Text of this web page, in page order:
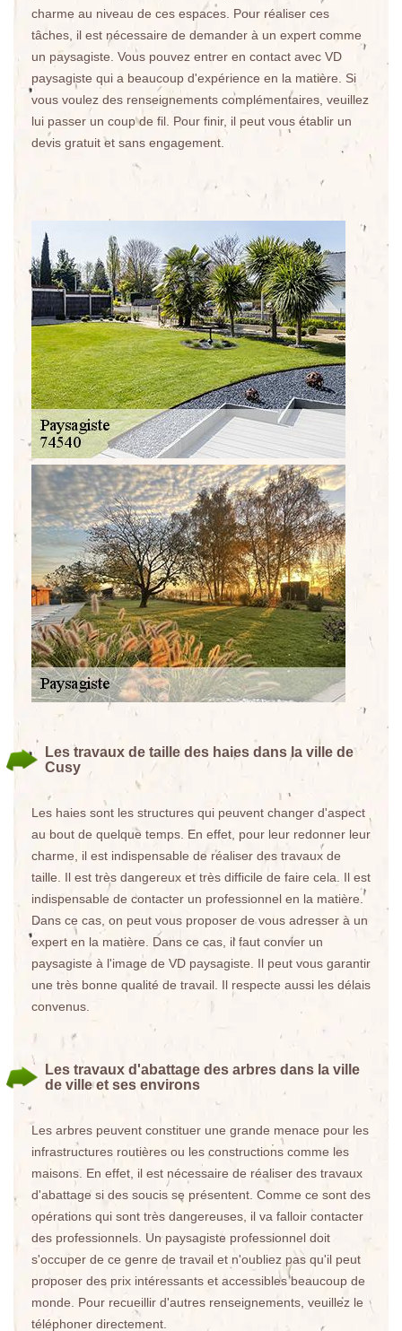
charme au niveau de ces espaces. Pour réaliser ces
tâches, il est nécessaire de demander à un expert comme
un paysagiste. Vous pouvez entrer en contact avec VD
paysagiste qui a beaucoup d'expérience en la matière. Si
vous voulez des renseignements complémentaires, veuillez
lui passer un coup de fil. Pour finir, il peut vous établir un
devis gratuit et sans engagement.
Les travaux de taille des haies dans la ville de
Cusy
Les haies sont les structures qui peuvent changer d'aspect
au bout de quelque temps. En effet, pour leur redonner leur
charme, il est indispensable de réaliser des travaux de
taille. Il est très dangereux et très difficile de faire cela. Il est
indispensable de contacter un professionnel en la matière.
Dans ce cas, on peut vous proposer de vous adresser à un
expert en la matière. Dans ce cas, il faut convier un
paysagiste à l'image de VD paysagiste. Il peut vous garantir
une très bonne qualité de travail. Il respecte aussi les délais
convenus.
Les travaux d'abattage des arbres dans la ville
de ville et ses environs
Les arbres peuvent constituer une grande menace pour les
infrastructures routières ou les constructions comme les
maisons. En effet, il est nécessaire de réaliser des travaux
d'abattage si des soucis se présentent. Comme ce sont des
opérations qui sont très dangereuses, il va falloir contacter
des professionnels. Un paysagiste professionnel doit
s'occuper de ce genre de travail et n'oubliez pas qu'il peut
proposer des prix intéressants et accessibles beaucoup de
monde. Pour recueillir d'autres renseignements, veuillez le
téléphoner directement.